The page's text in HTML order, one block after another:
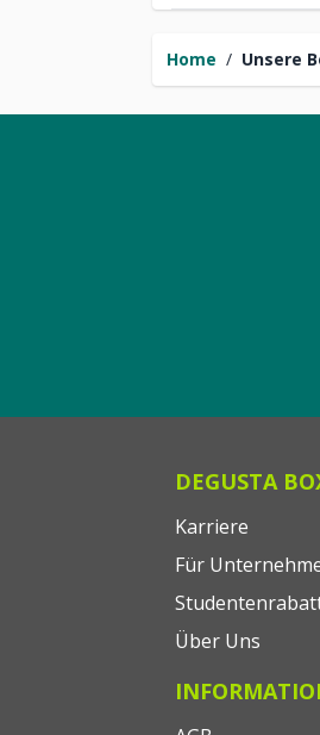
Home / Unsere
DEGUSTA
Karriere
Für
Über Uns